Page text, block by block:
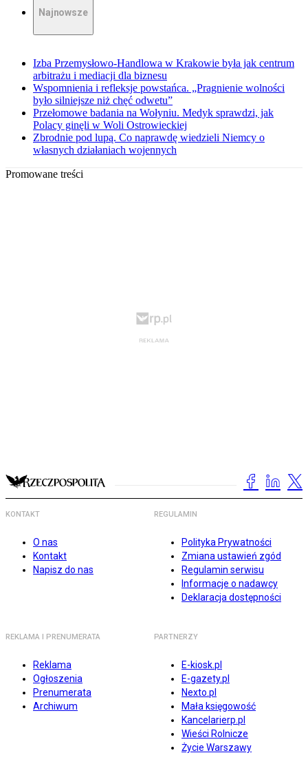
Najnowsze
Izba Przemysłowo-Handlowa w Krakowie była jak centrum
arbitrażu i mediacji dla biznesu
Wspomnienia i refleksje powstańca. „Pragnienie wolności
było silniejsze niż chęć odwetu”
Przełomowe badania na Wołyniu. Medyk sprawdzi, jak
Polacy ginęli w Woli Ostrowieckiej
Zbrodnie pod lupą. Co naprawdę wiedzieli Niemcy o
własnych działaniach wojennych
Promowane treści
KONTAKT
O nas
Kontakt
Napisz do nas
REGULAMIN
Polityka Prywatności
Zmiana ustawień zgód
Regulamin serwisu
Informacje o nadawcy
Deklaracja dostępności
REKLAMA I PRENUMERATA
Reklama
Ogłoszenia
Prenumerata
Archiwum
PARTNERZY
E-kiosk.pl
E-gazety.pl
Nexto.pl
Mała księgowość
Kancelarierp.pl
Wieści Rolnicze
Życie Warszawy